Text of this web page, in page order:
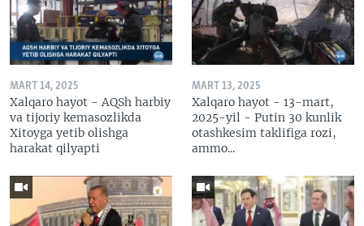
MART 14, 2025
Xalqaro hayot - AQSh harbiy
va tijoriy kemasozlikda
Xitoyga yetib olishga
harakat qilyapti
MART 13, 2025
Xalqaro hayot - 13-mart,
2025-yil - Putin 30 kunlik
otashkesim taklifiga rozi,
ammo...